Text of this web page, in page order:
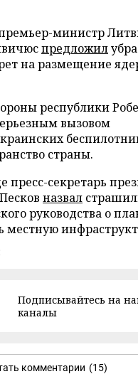
министр
предложил
на размещение
республики
вызовом
страны.
пресс-секретарь
назвал
руководства о
местную
Подписывайтесь на
каналы
комментарии (15)